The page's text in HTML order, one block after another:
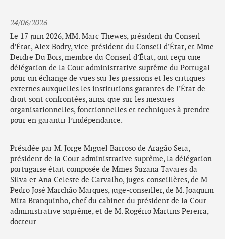
24/06/2026
Le 17 juin 2026, MM. Marc Thewes, président du Conseil
d’État, Alex Bodry, vice-président du Conseil d’État, et Mme
Deidre Du Bois, membre du Conseil d’État, ont reçu une
délégation de la Cour administrative suprême du Portugal
pour un échange de vues sur les pressions et les critiques
externes auxquelles les institutions garantes de l’État de
droit sont confrontées, ainsi que sur les mesures
organisationnelles, fonctionnelles et techniques à prendre
pour en garantir l’indépendance.
Présidée par M. Jorge Miguel Barroso de Aragão Seia,
président de la Cour administrative suprême, la délégation
portugaise était composée de Mmes Suzana Tavares da
Silva et Ana Celeste de Carvalho, juges-conseillères, de M.
Pedro José Marchão Marques, juge-conseiller, de M. Joaquim
Mira Branquinho, chef du cabinet du président de la Cour
administrative suprême, et de M. Rogério Martins Pereira,
docteur.